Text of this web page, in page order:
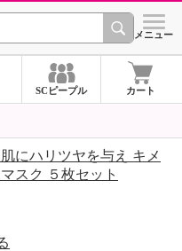
シ
メニュー
SCピープル カート
にハリツヤを与え キメ
スク ５枚セット